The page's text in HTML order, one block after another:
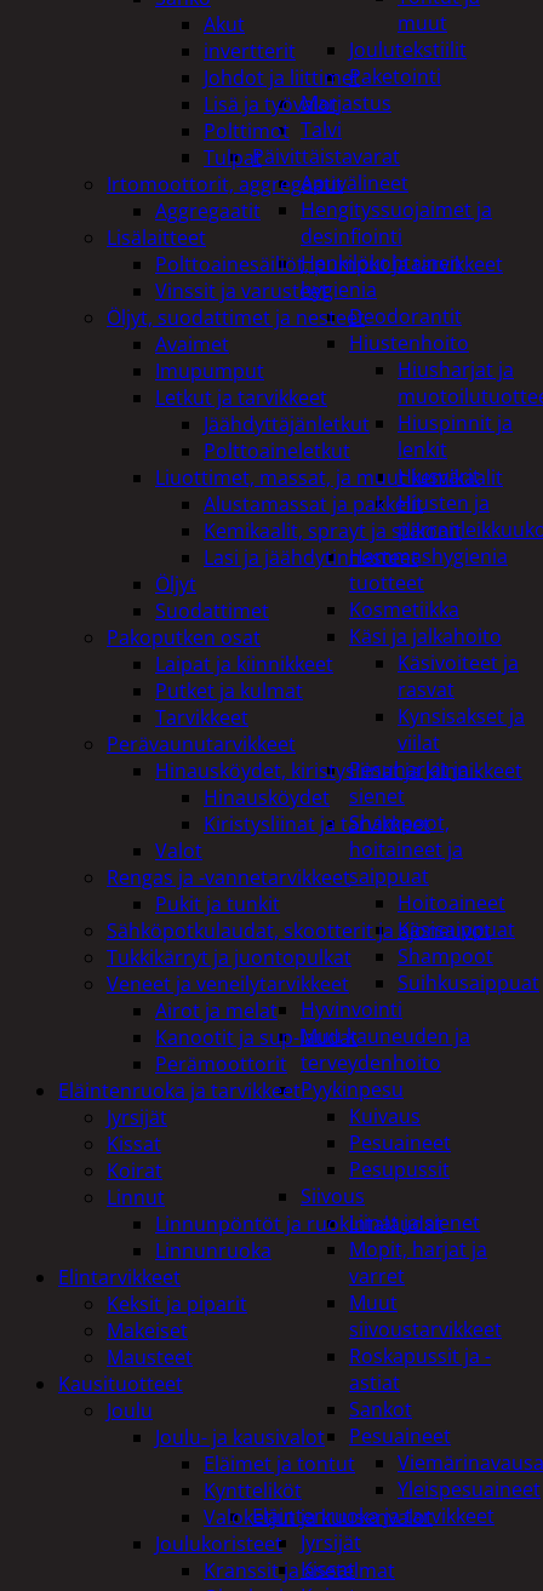
muut
Joulutekstiilit
Paketointi
Marjastus
Talvi
Päivittäistavarat
Apuvälineet
Hengityssuojaimet ja
desinfiointi
Henkilökohtainen
hygienia
Deodorantit
Hiustenhoito
Hiusharjat ja
Hiuspinnit ja
lenkit
Hiusvärit
Hiusten ja
Hammashygienia
tuotteet
Kosmetiikka
Käsi ja jalkahoito
Käsivoiteet ja
rasvat
Kynsisakset ja
viilat
Pesuharjat ja -
sienet
Shampoot,
hoitaineet ja
saippuat
Hoitoaineet
Käsisaippuat
Shampoot
Suihkusaippuat
Hyvinvointi
Muu kauneuden ja
terveydenhoito
Pyykinpesu
Kuivaus
Pesuaineet
Pesupussit
Siivous
Liinat ja sienet
Mopit, harjat ja
varret
Muut
siivoustarvikkeet
Roskapussit ja -
astiat
Sankot
Pesuaineet
Yleispesuaineet
Eläintenruoka ja tarvikkeet
Jyrsijät
Kissat
Akut
invertterit
Johdot ja liittimet
Lisä ja työvalot
Polttimot
Tulpat
Irtomoottorit, aggregaatit
Aggregaatit
Lisälaitteet
Polttoainesäiliöt, pumput ja tarvikkeet
Vinssit ja varusteet
Öljyt, suodattimet ja nesteet
Avaimet
Imupumput
Letkut ja tarvikkeet
Jäähdyttäjänletkut
Polttoaineletkut
Liuottimet, massat, ja muut kemikaalit
Alustamassat ja pakkelit
Kemikaalit, sprayt ja silikonit
Lasi ja jäähdytinnesteet
Öljyt
Suodattimet
Pakoputken osat
Laipat ja kiinnikkeet
Putket ja kulmat
Tarvikkeet
Perävaunutarvikkeet
Hinausköydet, kiristysliinat ja kiinnikkeet
Hinausköydet
Kiristysliinat ja tarvikkeet
Valot
Rengas ja -vannetarvikkeet
Pukit ja tunkit
Sähköpotkulaudat, skootterit ja ajoneuvot
Tukkikärryt ja juontopulkat
Veneet ja veneilytarvikkeet
Airot ja melat
Kanootit ja sup-laudat
Perämoottorit
Eläintenruoka ja tarvikkeet
Jyrsijät
Kissat
Koirat
Linnut
Linnunpöntöt ja ruokintalaudat
Linnunruoka
Elintarvikkeet
Keksit ja piparit
Makeiset
Mausteet
Kausituotteet
Joulu
Joulu- ja kausivalot
Eläimet ja tontut
Kyntteliköt
Valoketjut ja kuusenvalot
Joulukoristeet
Kranssit ja asetelmat